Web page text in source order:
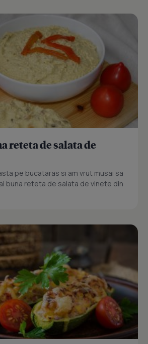
reteta de salata de
pe bucataras si am vrut musai sa
buna reteta de salata de vinete din